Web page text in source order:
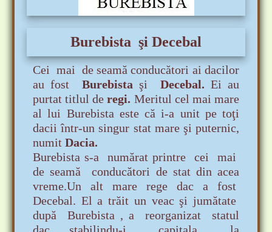
Burebista şi Decebal
Cei mai de seamă conducători ai dacilor
au fost Burebista şi Decebal. Ei au
purtat titlul deregi. Meritul cel mai mare
al lui Burebista este că i-a unit pe toţi
dacii într-un singur stat mare şi puternic,
numit Dacia.
Burebista s-a numărat printre cei mai
de seamă conducători de stat din acea
vreme.Un alt mare rege dac a fost
Decebal. El a trăit un veac şi jumătate
după Burebista , a reorganizat statul